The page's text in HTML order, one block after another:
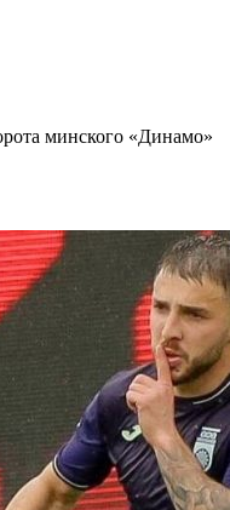
минского «Динамо»